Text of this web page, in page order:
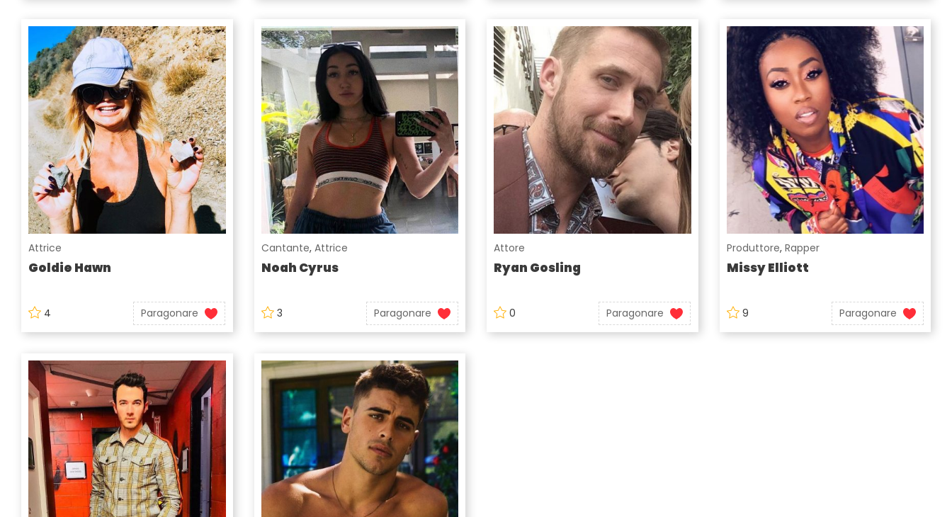
Attrice
Goldie Hawn
4 Paragonare
Cantante, Attrice
Noah Cyrus
3 Paragonare
Attore
Ryan Gosling
0 Paragonare
Produttore, Rapper
Missy Elliott
9 Paragonare